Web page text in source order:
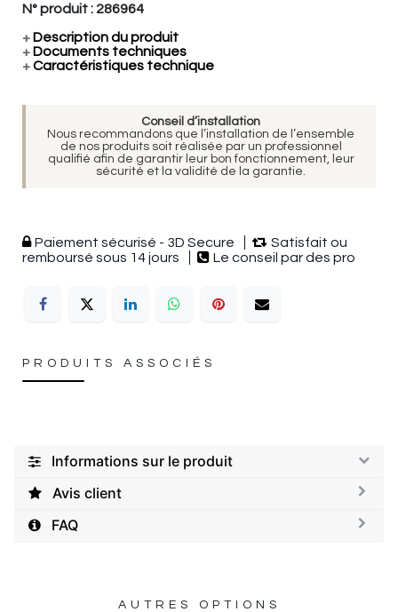
N° produit : 286964
+ Description du produit
+ Documents techniques
+Caractéristiques technique
Conseil d’installation
Nous recommandons que l’installation de l’ensemble
de nos produits soit réalisée par un professionnel
qualifié afin de garantir leur bon fonctionnement, leur
sécurité et la validité de la garantie.
Paiement sécurisé - 3D Secure
Satisfait ou
remboursé sous 14 jours
Le conseil par des pro
PRODUITS ASSOCIÉS
Informations sur le produit
Avis client
FAQ
AUTRES OPTIONS